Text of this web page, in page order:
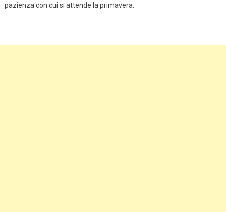
pazienza con cui si attende la primavera.